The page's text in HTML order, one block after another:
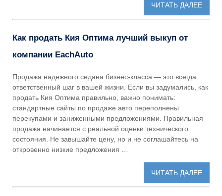
ЧИТАТЬ ДАЛЕЕ
Как продать Кия Оптима лучший выкуп от
компании EachAuto
Продажа надежного седана бизнес-класса — это всегда
ответственный шаг в вашей жизни. Если вы задумались, как
продать Кия Оптима правильно, важно понимать:
стандартные сайты по продаже авто переполнены
перекупами и заниженными предложениями. Правильная
продажа начинается с реальной оценки технического
состояния. Не завышайте цену, но и не соглашайтесь на
откровенно низкие предложения …
ЧИТАТЬ ДАЛЕЕ